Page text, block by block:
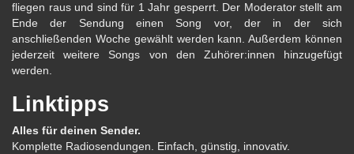
fliegen raus und sind für 1 Jahr gesperrt. Der Moderator stellt am
Ende der Sendung einen Song vor, der in der sich
anschließenden Woche gewählt werden kann. Außerdem können
jederzeit weitere Songs von den Zuhörer:innen hinzugefügt
werden.
Linktipps
Alles für deinen Sender.
Komplette Radiosendungen. Einfach, günstig, innovativ.